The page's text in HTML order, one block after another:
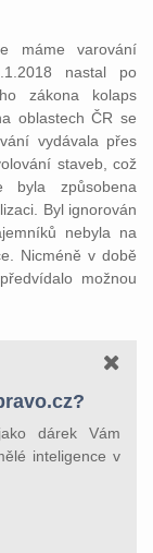
máme varování
nastal po
zákona kolaps
oblastech ČR se
vydávala přes
staveb, což
byla způsobena
Byl ignorován
nebyla na
Nicméně v době
možnou
dárek Vám
inteligence v